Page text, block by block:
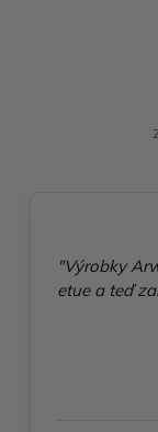
"Výrobky
etue a teď